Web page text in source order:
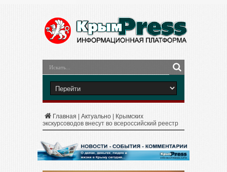
Главная Актуально
Крымских
экскурсоводов внесут во всероссийский реестр